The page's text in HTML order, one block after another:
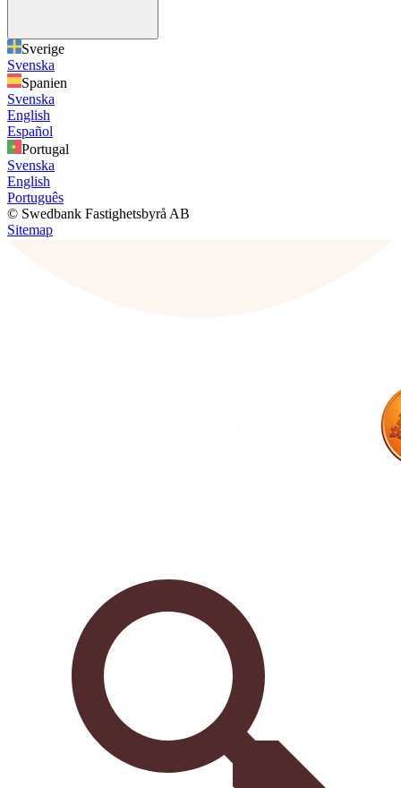
Sverige
Svenska
Spanien
Svenska
English
Español
Portugal
Svenska
English
Português
© Swedbank Fastighetsbyrå AB
Sitemap